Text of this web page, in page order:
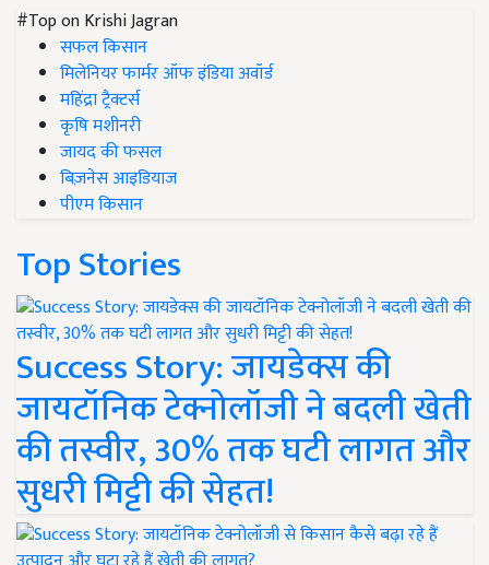
#Top on Krishi Jagran
सफल किसान
मिलेनियर फार्मर ऑफ इंडिया अवॉर्ड
महिंद्रा ट्रैक्टर्स
कृषि मशीनरी
जायद की फसल
बिज़नेस आइडियाज
पीएम किसान
Top Stories
Success Story: जायडेक्स की
जायटॉनिक टेक्नोलॉजी ने बदली खेती
की तस्वीर, 30% तक घटी लागत और
सुधरी मिट्टी की सेहत!